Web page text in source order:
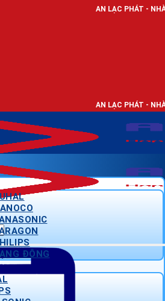
AN LẠC PHÁT - NHÀ PHÂN PHỐI
AN LẠC PHÁT - NHÀ PHÂN PHỐI
ĐÔNG